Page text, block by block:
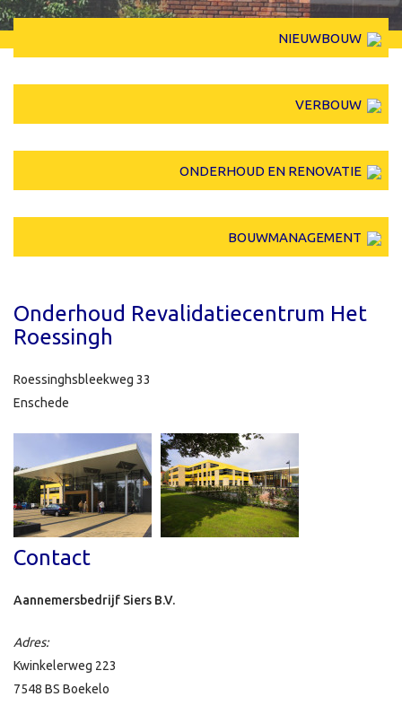
NIEUWBOUW
VERBOUW
ONDERHOUD EN RENOVATIE
BOUWMANAGEMENT
Onderhoud Revalidatiecentrum Het
Roessingh
Roessinghsbleekweg 33
Enschede
Contact
Aannemersbedrijf Siers B.V.
Adres:
Kwinkelerweg 223
7548 BS Boekelo